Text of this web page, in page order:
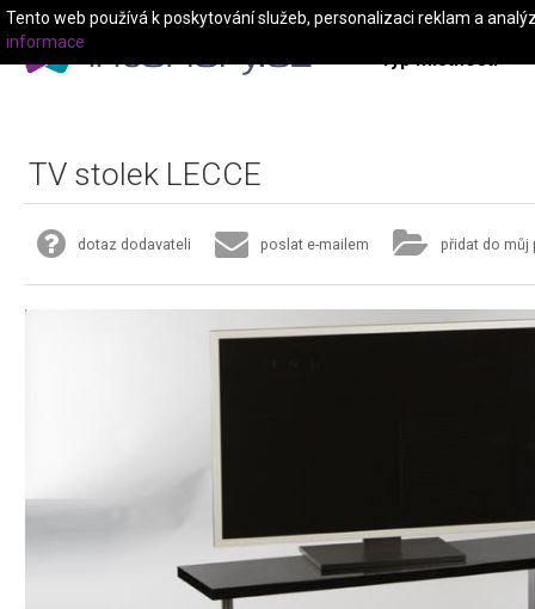
Typ místnosti
TV stolek LECCE
dotaz dodavateli poslat e-mailem přidat do můj
Tento web používá k poskytování služeb, personalizaci reklam a
informace